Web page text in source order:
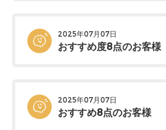
2025年07月07日
おすすめ度8点のお客様
2025年07月07日
おすすめ8点のお客様